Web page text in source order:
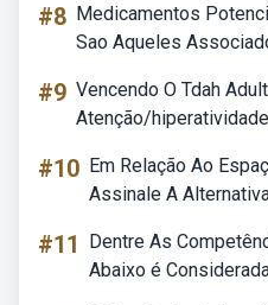
#8 Medicamentos
Sao Aqueles
#9 Vencendo O Tdah
Atenção/hiperatividade
#10 Em Relação Ao
Assinale A
#11
Dentre As
Abaixo é